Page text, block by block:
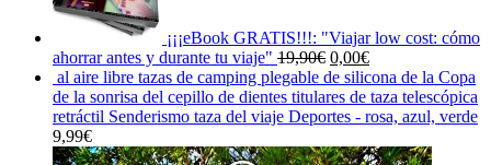
¡¡¡eBook GRATIS!!!: "Viajar low cost: cómo
ahorrar antes y durante tu viaje" 19,90€ El
precio
original
era:
0,00€El
precio
actual
es:
al aire libre tazas de camping plegable de silicona de la Copa
de la sonrisa del cepillo de dientes titulares de taza telescópica
retráctil Senderismo taza del viaje Deportes - rosa, azul, verde
9,99€